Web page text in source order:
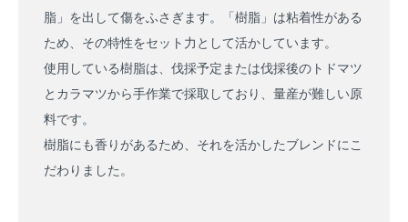
脂」を出して傷をふさぎます。「樹脂」は粘着性がある
ため、その特性をセット力として活かしています。
使用している樹脂は、伐採予定または伐採後のトドマツ
とカラマツから手作業で採取しており、量産が難しい原
料です。
樹脂にも香りがあるため、それを活かしたブレンドにこ
だわりました。